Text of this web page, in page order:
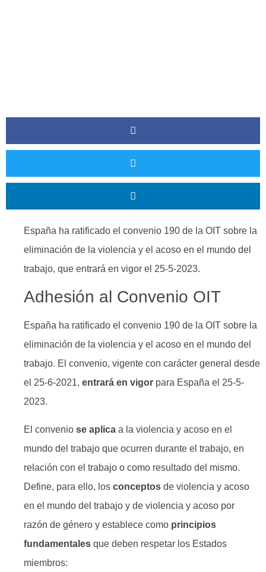
España ha ratificado el convenio 190 de la OIT sobre la
eliminación de la violencia y el acoso en el mundo del
trabajo, que entrará en vigor el 25-5-2023.
Adhesión al Convenio OIT
España ha ratificado el convenio 190 de la OIT sobre la
eliminación de la violencia y el acoso en el mundo del
trabajo. El convenio, vigente con carácter general desde
el 25-6-2021, entrará en vigor para España el 25-5-
2023.
El convenio se aplica a la violencia y acoso en el
mundo del trabajo que ocurren durante el trabajo, en
relación con el trabajo o como resultado del mismo.
Define, para ello, los conceptos de violencia y acoso
en el mundo del trabajo y de violencia y acoso por
razón de género y establece como principios
fundamentales que deben respetar los Estados
miembros: